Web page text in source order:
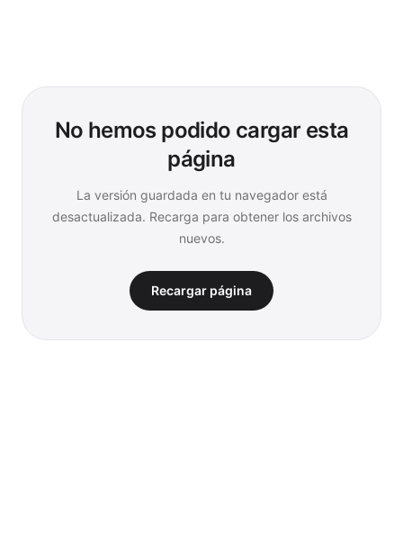
No hemos podido cargar esta
página
La versión guardada en tu navegador está
desactualizada. Recarga para obtener los archivos
nuevos.
Recargar página